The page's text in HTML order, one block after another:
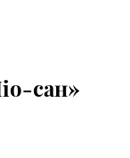
сан»